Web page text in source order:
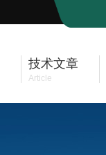
技术文章
Article